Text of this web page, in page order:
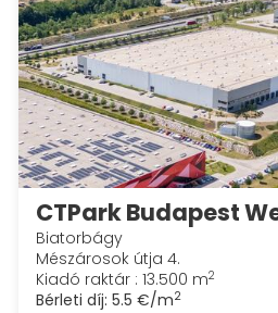
Biatorbágy
Mészárosok útja 4.
Kiadó raktár : 13.500 m2
Bérleti díj: 5.5 €/m2